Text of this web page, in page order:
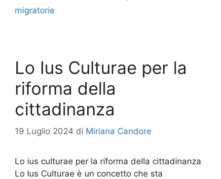
migratorie
Lo Ius Culturae per la
riforma della
cittadinanza
19 Luglio 2024 di Miriana Candore
Lo ius culturae per la riforma della cittadinanza
Lo Ius Culturae è un concetto che sta